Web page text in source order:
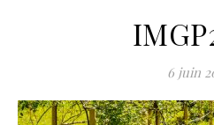
6 juin